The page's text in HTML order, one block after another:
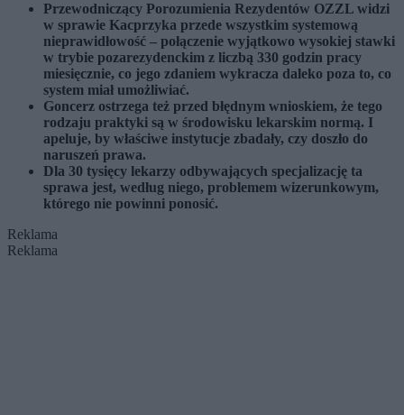
Przewodniczący Porozumienia Rezydentów OZZL widzi
w sprawie Kacprzyka przede wszystkim systemową
nieprawidłowość – połączenie wyjątkowo wysokiej stawki
w trybie pozarezydenckim z liczbą 330 godzin pracy
miesięcznie, co jego zdaniem wykracza daleko poza to, co
system miał umożliwiać.
Goncerz ostrzega też przed błędnym wnioskiem, że tego
rodzaju praktyki są w środowisku lekarskim normą. I
apeluje, by właściwe instytucje zbadały, czy doszło do
naruszeń prawa.
Dla 30 tysięcy lekarzy odbywających specjalizację ta
sprawa jest, według niego, problemem wizerunkowym,
którego nie powinni ponosić.
Reklama
Reklama